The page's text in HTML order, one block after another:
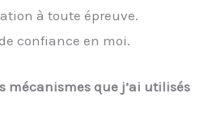
à toute épreuve.
confiance en moi.
mécanismes que j’ai utilisés